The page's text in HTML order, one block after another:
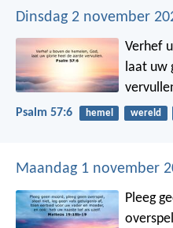
Dinsdag 2 november
Verhef
laat uw
Psalm 57:6 hemel wereld
Maandag 1 november
Pleeg